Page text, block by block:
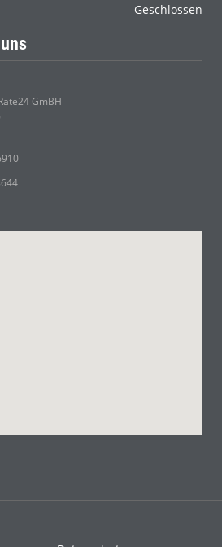
Geschlossen
GmBH